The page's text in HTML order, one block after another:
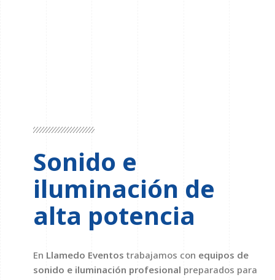
Sonido e
iluminación de
alta potencia
En Llamedo Eventos trabajamos con equipos de
sonido e iluminación profesional preparados para